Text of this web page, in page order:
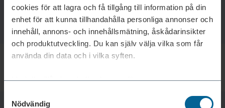
cookies för att lagra och få tillgång till information på din
enhet för att kunna tillhandahålla personliga annonser och
innehåll, annons- och innehållsmätning, åskådarinsikter
och produktutveckling. Du kan själv välja vilka som får
använda din data och i vilka syften.
Med din tillåtelse skulle vi även vilja:
kan ha en noggrannhet på upp till flera meter
Nödvändig